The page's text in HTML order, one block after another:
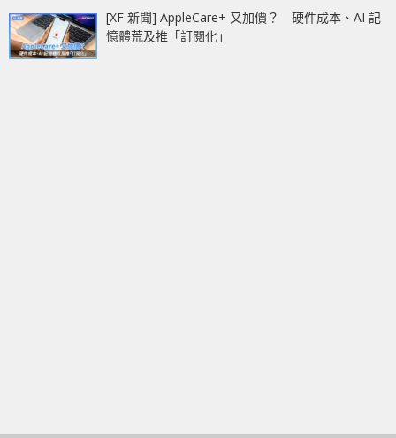
[XF 新聞] AppleCare+ 又加價？ 硬件成本、AI 記
憶體荒及推「訂閱化」